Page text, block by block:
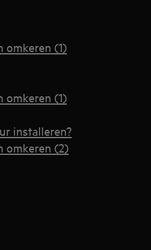
omkeren (1)
omkeren (1)
installeren?
omkeren (2)